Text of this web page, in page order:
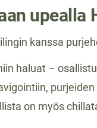
upealla
kanssa
haluat –
on myös